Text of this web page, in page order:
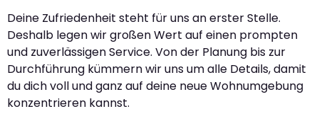
Deine Zufriedenheit steht für uns an erster Stelle.
Deshalb legen wir großen Wert auf einen prompten
und zuverlässigen Service. Von der Planung bis zur
Durchführung kümmern wir uns um alle Details, damit
du dich voll und ganz auf deine neue Wohnumgebung
konzentrieren kannst.